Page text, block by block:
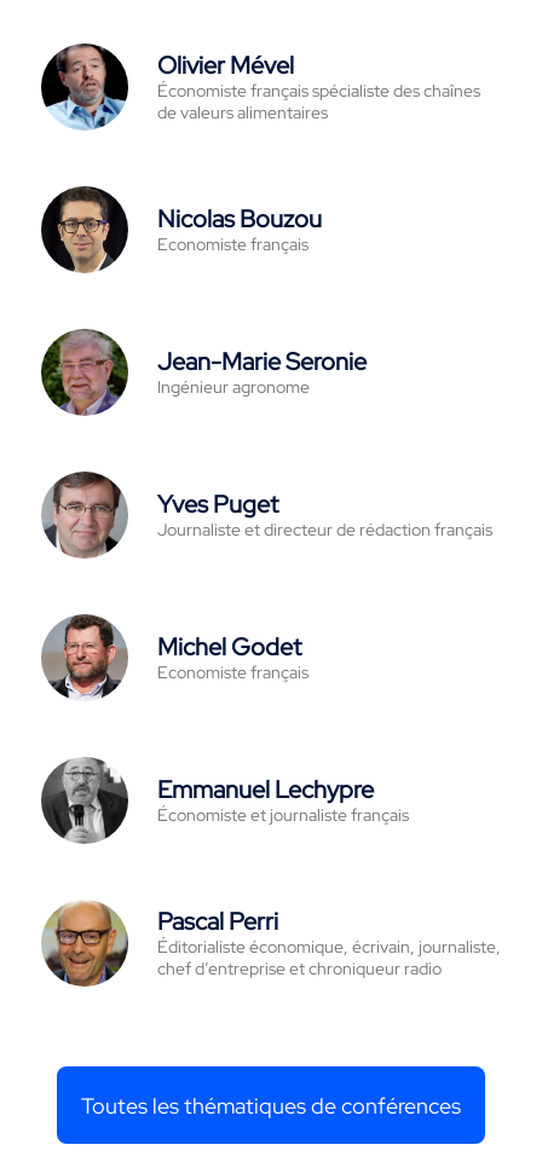
Olivier Mével
Économiste français spécialiste des chaînes
de valeurs alimentaires
Nicolas Bouzou
Economiste français
Jean-Marie Seronie
Ingénieur agronome
Yves Puget
Journaliste et directeur de rédaction français
Michel Godet
Economiste français
Emmanuel Lechypre
Économiste et journaliste français
Pascal Perri
Éditorialiste économique, écrivain, journaliste,
chef d’entreprise et chroniqueur radio
Toutes les thématiques de conférences